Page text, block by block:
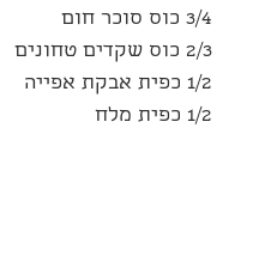
3/4 כוס סוכר חום
2/3 כוס שקדים טחונים
1/2 כפית אבקת אפייה
1/2 כפית מלח